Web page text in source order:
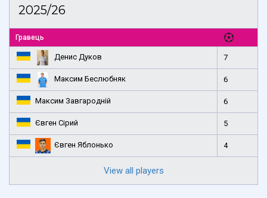
2025/26
Гравець
Денис Дуков 7
Максим Беслюбняк 6
Максим Завгародній 6
Євген Сірий 5
Євген Яблонько 4
View all players